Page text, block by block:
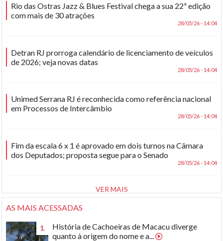
Rio das Ostras Jazz & Blues Festival chega a sua 22ª edição
com mais de 30 atrações
28/05/26 - 14:04
Detran RJ prorroga calendário de licenciamento de veículos
de 2026; veja novas datas
28/05/26 - 14:04
Unimed Serrana RJ é reconhecida como referência nacional
em Processos de Intercâmbio
28/05/26 - 14:04
Fim da escala 6 x 1 é aprovado em dois turnos na Câmara
dos Deputados; proposta segue para o Senado
28/05/26 - 14:04
VER MAIS
AS MAIS ACESSADAS
1.
História de Cachoeiras de Macacu diverge
quanto à origem do nome e a...